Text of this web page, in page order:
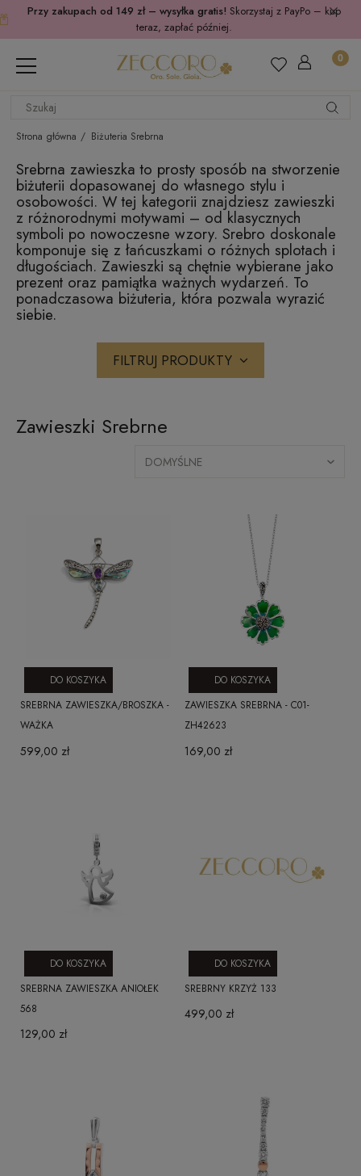
Przy zakupach od 149 zł – wysyłka gratis! Skorzystaj z PayPo – kup
teraz, zapłać później.
Strona główna Biżuteria Srebrna
Srebrna zawieszka to prosty sposób na stworzenie
biżuterii dopasowanej do własnego stylu i
osobowości. W tej kategorii znajdziesz zawieszki
z różnorodnymi motywami – od klasycznych
symboli po nowoczesne wzory. Srebro doskonale
komponuje się z łańcuszkami o różnych splotach i
długościach. Zawieszki są chętnie wybierane jako
prezent oraz pamiątka ważnych wydarzeń. To
ponadczasowa biżuteria, która pozwala wyrazić
siebie.
FILTRUJ PRODUKTY
Zawieszki Srebrne
SREBRNA ZAWIESZKA/BROSZKA -
WAŻKA
599,00 zł
DO KOSZYKA
ZAWIESZKA SREBRNA - C01-
ZH42623
169,00 zł
DO KOSZYKA
SREBRNA ZAWIESZKA ANIOŁEK
568
129,00 zł
DO KOSZYKA
SREBRNY KRZYŻ 133
499,00 zł
DO KOSZYKA